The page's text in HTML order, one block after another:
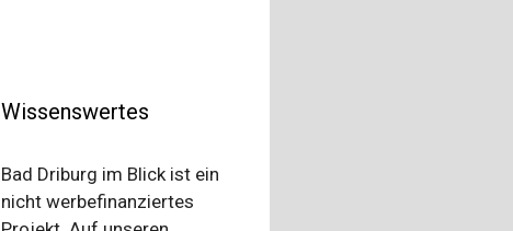
Wissenswertes
Bad Driburg im Blick ist ein
nicht werbefinanziertes